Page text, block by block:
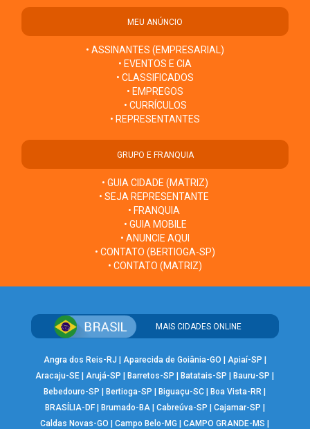
MEU ANÚNCIO
• ASSINANTES (EMPRESARIAL)
• EVENTOS E CIA
• CLASSIFICADOS
• EMPREGOS
• CURRÍCULOS
• REPRESENTANTES
GRUPO E FRANQUIA
• GUIA CIDADE (MATRIZ)
• SEJA REPRESENTANTE
• FRANQUIA
• GUIA MOBILE
• ANUNCIE AQUI
• CONTATO (BERTIOGA-SP)
• CONTATO (MATRIZ)
MAIS CIDADES ONLINE
Angra dos Reis-RJ | Aparecida de Goiânia-GO | Apiaí-SP |
Aracaju-SE | Arujá-SP |Barretos-SP |Batatais-SP |Bauru-SP |
Bebedouro-SP |Bertioga-SP |Biguaçu-SC |Boa Vista-RR |
BRASÍLIA-DF| Brumado-BA| Cabreúva-SP | Cajamar-SP |
Caldas Novas-GO |Campo Belo-MG |CAMPO GRANDE-MS |